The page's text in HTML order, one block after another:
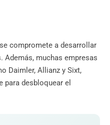
compromete a desarrollar
muchas empresas
Daimler, Allianz y Sixt,
para desbloquear el